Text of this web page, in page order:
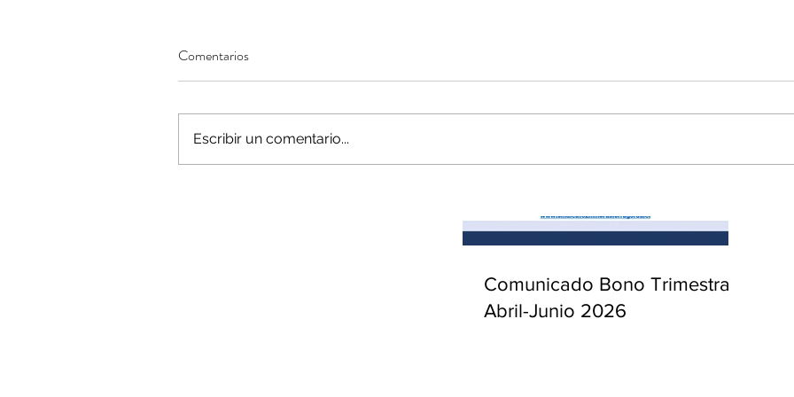
Comunicado Bono Trimestral
Abril-Junio 2026
Comentarios
Escribir un comentario...